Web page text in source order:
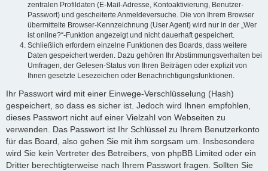
zentralen Profildaten (E-Mail-Adresse, Kontoaktivierung, Benutzer-
Passwort) und gescheiterte Anmeldeversuche. Die von Ihrem Browser
übermittelte Browser-Kennzeichnung (User Agent) wird nur in der „Wer
ist online?“-Funktion angezeigt und nicht dauerhaft gespeichert.
Schließlich erfordern einzelne Funktionen des Boards, dass weitere
Daten gespeichert werden. Dazu gehören Ihr Abstimmungsverhalten bei
Umfragen, der Gelesen-Status von Ihren Beiträgen oder explizit von
Ihnen gesetzte Lesezeichen oder Benachrichtigungsfunktionen.
Ihr Passwort wird mit einer Einwege-Verschlüsselung (Hash)
gespeichert, so dass es sicher ist. Jedoch wird Ihnen empfohlen,
dieses Passwort nicht auf einer Vielzahl von Webseiten zu
verwenden. Das Passwort ist Ihr Schlüssel zu Ihrem Benutzerkonto
für das Board, also gehen Sie mit ihm sorgsam um. Insbesondere
wird Sie kein Vertreter des Betreibers, von phpBB Limited oder ein
Dritter berechtigterweise nach Ihrem Passwort fragen. Sollten Sie